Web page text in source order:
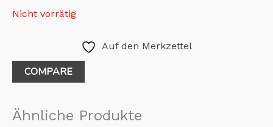
Nicht vorrätig
Auf den Merkzettel
COMPARE
Ähnliche Produkte